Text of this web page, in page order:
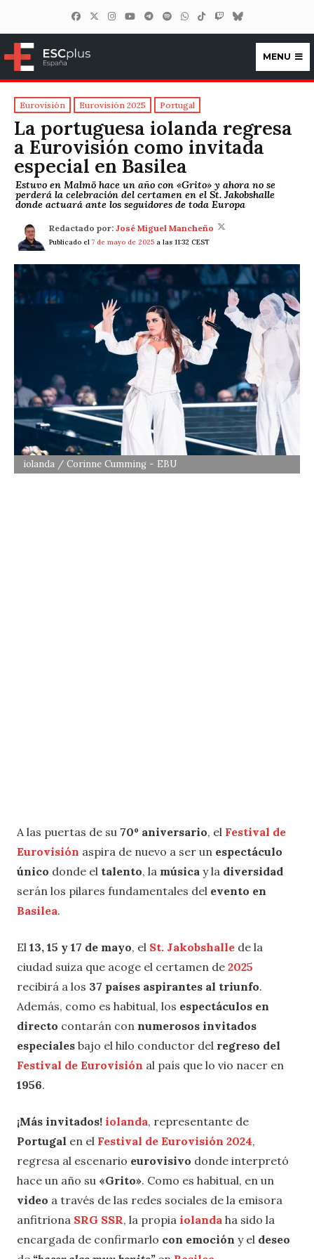
ESCplus España
MENU
Eurovisión Eurovisión 2025 Portugal
La portuguesa iolanda regresa
a Eurovisión como invitada
especial en Basilea
Estuvo en Malmö hace un año con «Grito» y ahora no se
perderá la celebración del certamen en el St. Jakobshalle
donde actuará ante los seguidores de toda Europa
Redactado por: José Miguel Mancheño
Publicado el 7 de mayo de 2025 a las 11:32 CEST
iolanda / Corinne Cumming - EBU
A las puertas de su 70º aniversario, el Festival de
Eurovisión aspira de nuevo a ser un espectáculo
único donde el talento, la música y la diversidad
serán los pilares fundamentales del evento en
Basilea.
El 13, 15 y 17 de mayo, el St. Jakobshalle de la
ciudad suiza que acoge el certamen de 2025
recibirá a los 37 países aspirantes al triunfo.
Además, como es habitual, los espectáculos en
directo contarán con numerosos invitados
especiales bajo el hilo conductor del regreso del
Festival de Eurovisión al país que lo vio nacer en
1956.
¡Más invitados! iolanda, representante de
Portugal en el Festival de Eurovisión 2024,
regresa al escenario eurovisivo donde interpretó
hace un año su «Grito». Como es habitual, en un
video a través de las redes sociales de la emisora
anfitriona SRG SSR, la propia iolanda ha sido la
encargada de confirmarlo con emoción y el deseo